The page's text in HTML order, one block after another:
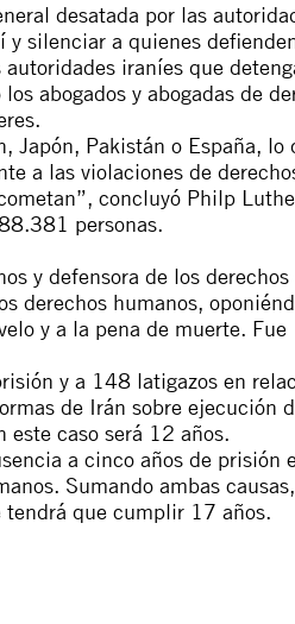
desatada por las
silenciar a quienes
iraníes que
abogados y abogadas de
Japón, Pakistán o España, lo
a las violaciones de
concluyó Philp
personas.
y defensora de los
derechos humanos,
y a la pena de muerte. Fue
y a 148 latigazos en
de Irán sobre ejecución
caso será 12 años.
a cinco años de prisión
Sumando ambas
tendrá que cumplir 17 años.